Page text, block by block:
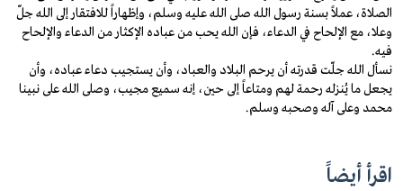
الصلاة، عملاً بسنة رسول الله صلى الله عليه وسلم، وإظهاراً للافتقار إلى الله جلّ
وعلا، مع الإلحاح في الدعاء، فإن الله يحب من عباده الإكثار من الدعاء والإلحاح
فيه.
نسأل الله جلّت قدرته أن يرحم البلاد والعباد، وأن يستجيب دعاء عباده، وأن
يجعل ما يُنزله رحمة لهم ومتاعاً إلى حين، إنه سميع مجيب، وصلى الله على نبينا
محمد وعلى آله وصحبه وسلم.
اقرأ أيضاً